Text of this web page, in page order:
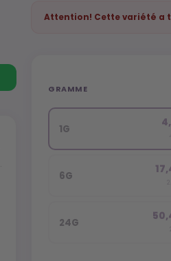
Attention! Cette variété a
GRAMME
1G
6G
24G